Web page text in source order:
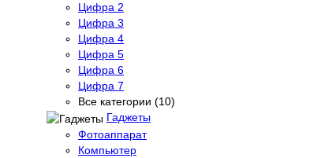
Цифра 2
Цифра 3
Цифра 4
Цифра 5
Цифра 6
Цифра 7
Все категории (10)
Гаджеты
Фотоаппарат
Компьютер